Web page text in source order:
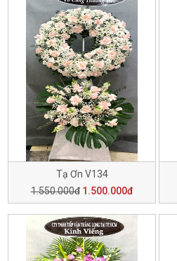
Tạ Ơn V134
1.550.000đ 1.500.000đ